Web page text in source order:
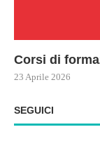
Corsi di
23 Aprile 2026
SEGUICI